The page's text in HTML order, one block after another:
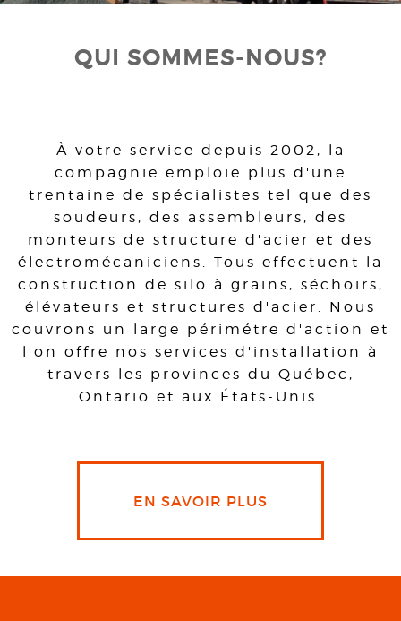
QUI SOMMES-NOUS?
À votre service depuis 2002, la
compagnie emploie plus d'une
trentaine de spécialistes tel que des
soudeurs, des assembleurs, des
monteurs de structure d'acier et des
électromécaniciens. Tous effectuent la
construction de silo à grains, séchoirs,
élévateurs et structures d'acier. Nous
couvrons un large périmétre d'action et
l'on offre nos services d'installation à
travers les provinces du Québec,
Ontario et aux États-Unis.
EN SAVOIR PLUS